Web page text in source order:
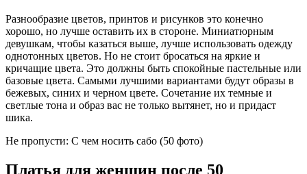
Разнообразие цветов, принтов и рисунков это конечно
хорошо, но лучше оставить их в стороне. Миниатюрным
девушкам, чтобы казаться выше, лучше использовать одежду
однотонных цветов. Но не стоит бросаться на яркие и
кричащие цвета. Это должны быть спокойные пастельные или
базовые цвета. Самыми лучшими вариантами будут образы в
бежевых, синих и черном цвете. Сочетание их темные и
светлые тона и образ вас не только вытянет, но и придаст
шика.
Не пропусти: С чем носить сабо (50 фото)
Платья для женщин после 50